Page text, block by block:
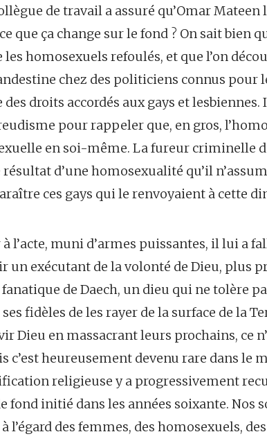
de travail a assuré qu’Omar Mateen
que ça change sur le fond ? On sait bien
homosexuels refoulés, et que l’on
chez des politiciens connus pour
droits accordés aux gays et
pour rappeler que, en gros,
en soi-même. La fureur criminelle
d’une homosexualité qu’il
ces gays qui le renvoyaient à cette
l’acte, muni d’armes puissantes, il lui a
un exécutant de la volonté de Dieu, plus
de Daech, un dieu qui ne tolère
fidèles de les rayer de la surface de la
Dieu en massacrant leurs prochains, ce
c’est heureusement devenu rare dans le
religieuse y a progressivement
fond initié dans les années soixante. Nos
l’égard des femmes, des homosexuels,